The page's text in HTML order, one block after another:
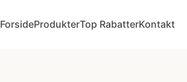
ForsideProdukterTop RabatterKontakt